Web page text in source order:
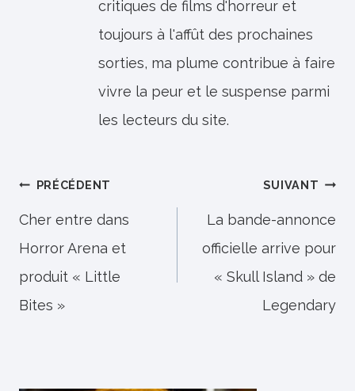
critiques de films d'horreur et
toujours à l'affût des prochaines
sorties, ma plume contribue à faire
vivre la peur et le suspense parmi
les lecteurs du site.
Navigation
de
l’article
PRÉCÉDENT
Cher entre dans
Horror Arena et
produit « Little
Bites »
SUIVANT
La bande-annonce
officielle arrive pour
« Skull Island » de
Legendary